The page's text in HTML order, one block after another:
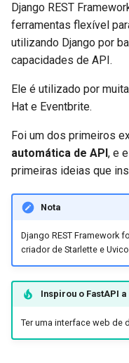
Django REST
ferramentas flexível
utilizando Django por
capacidades de API.
Ele é utilizado por
Hat e Eventbrite.
Foi um dos primeiros
automática de API, e
primeiras ideias que
Nota
Django REST Framework
criador de Starlette e
Inspirou o FastAPI a
Ter uma interface web de